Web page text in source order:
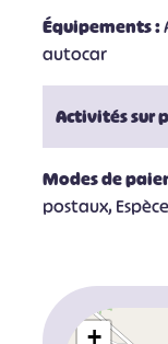
Équipements :
autocar
Activités sur
Modes de
postaux,
+